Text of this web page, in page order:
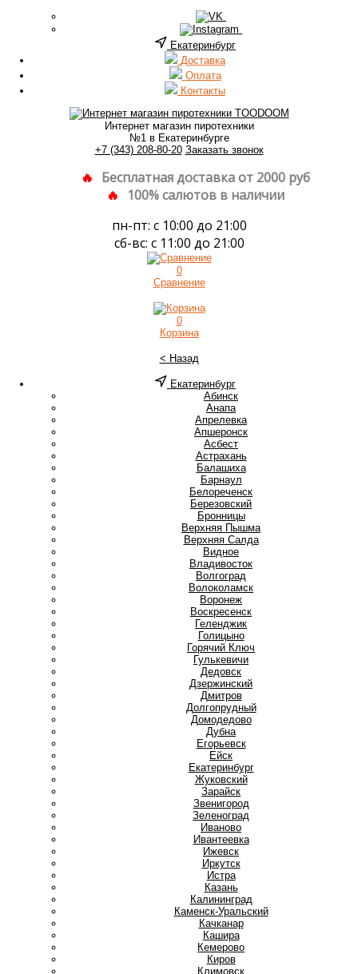
Екатеринбург
Доставка
Оплата
Контакты
Интернет магазин пиротехники
№1 в Екатеринбурге
+7 (343) 208-80-20 Заказать звонок
Бесплатная доставка от 2000 руб
100% салютов в наличии
пн-пт: с 10:00 до 21:00
сб-вс: с 11:00 до 21:00
0
Сравнение
0
Корзина
< Назад
Екатеринбург
Абинск
Анапа
Апрелевка
Апшеронск
Асбест
Астрахань
Балашиха
Барнаул
Белореченск
Березовский
Бронницы
Верхняя Пышма
Верхняя Салда
Видное
Владивосток
Волгоград
Волоколамск
Воронеж
Воскресенск
Геленджик
Голицыно
Горячий Ключ
Гулькевичи
Дедовск
Дзержинский
Дмитров
Долгопрудный
Домодедово
Дубна
Егорьевск
Ейск
Екатеринбург
Жуковский
Зарайск
Звенигород
Зеленоград
Иваново
Ивантеевка
Ижевск
Иркутск
Истра
Казань
Калининград
Каменск-Уральский
Качканар
Кашира
Кемерово
Киров
Климовск